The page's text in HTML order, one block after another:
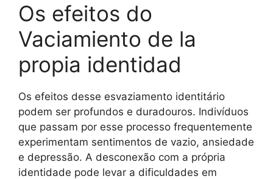
Os efeitos do
Vaciamiento de la
propia identidad
Os efeitos desse esvaziamento identitário
podem ser profundos e duradouros. Indivíduos
que passam por esse processo frequentemente
experimentam sentimentos de vazio, ansiedade
e depressão. A desconexão com a própria
identidade pode levar a dificuldades em